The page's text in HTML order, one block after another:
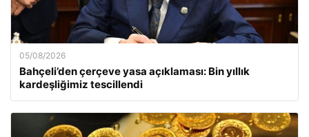
05/08/2026
Bahçeli’den çerçeve yasa açıklaması: Bin yıllık
kardeşliğimiz tescillendi